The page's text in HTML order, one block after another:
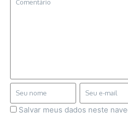
Salvar meus dados neste